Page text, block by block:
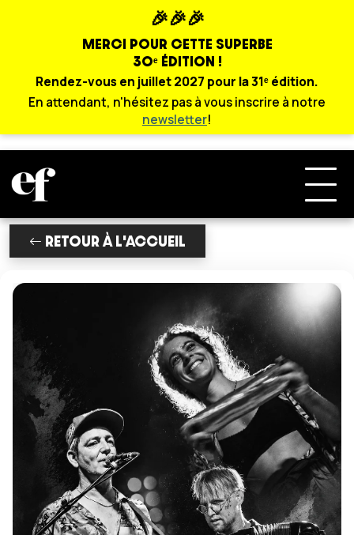
🎉🎉🎉
MERCI POUR CETTE SUPERBE
30ᵉ ÉDITION !
Rendez-vous en juillet 2027 pour la 31ᵉ édition.
En attendant, n'hésitez pas à vous inscrire à notre
newsletter!
RETOUR À L'ACCUEIL